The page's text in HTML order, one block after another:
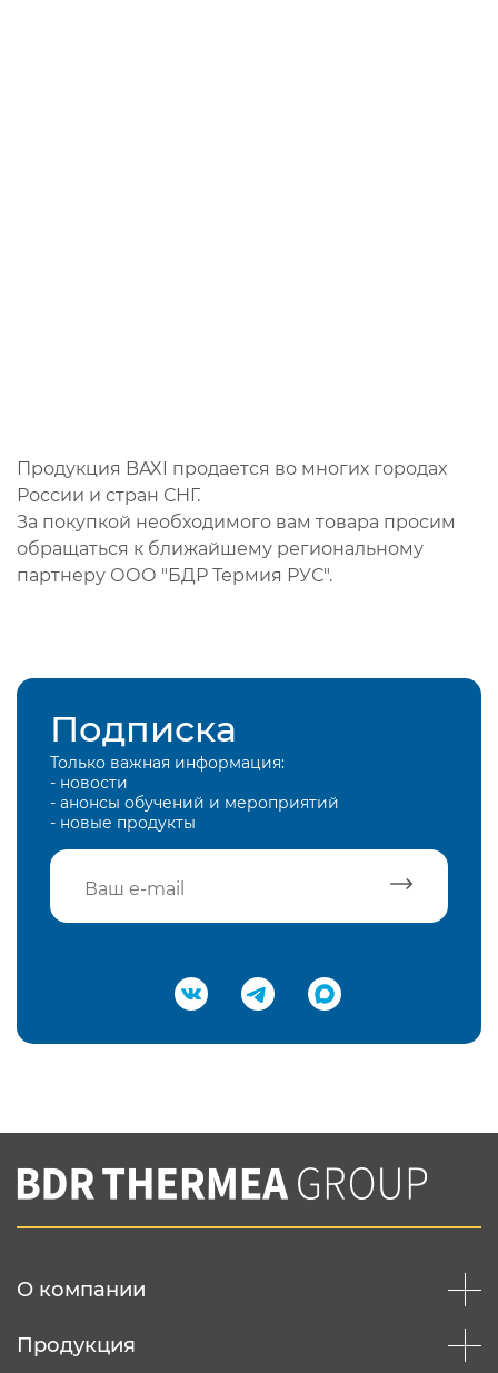
Продукция BAXI продается во многих городах
России и стран СНГ.
За покупкой необходимого вам товара просим
обращаться к ближайшему региональному
партнеру ООО "БДР Термия РУС".
Подписка
Только важная информация:
- новости
- анонсы обучений и мероприятий
- новые продукты
Подтвердить e-mail
Вы соглашаетесь с нашей политикой
конфеденциальности
О компании
Продукция